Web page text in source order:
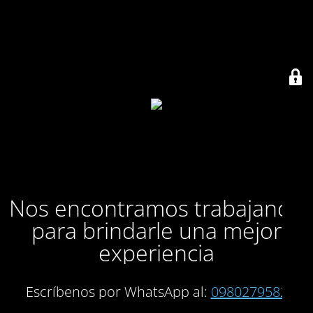
Nos encontramos trabajando
para brindarle una mejor
experiencia
Escríbenos por WhatsApp al: 0980279582